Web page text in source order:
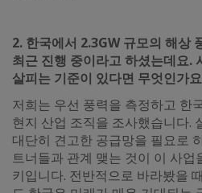
2. 한국에서 2.3GW 규모의 해상
최근 진행 중이라고 하셨는데요.
살피는 기준이 있다면 무엇인가
저희는 우선 풍력을 측정하고 한
현지 산업 조직을 조사했습니다.
대단히 견고한 공급망을 필요로
트너들과 관계 맺는 것이 이 사업
키입니다. 전반적으로 바라봤을